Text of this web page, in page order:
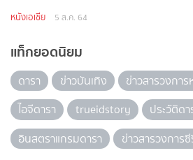
หนังเอเชีย 5 ส.ค. 64
แท็กยอดนิยม
ดารา ข่าวบันเทิง ข่าวสารวงกา
ไอจีดารา
trueidstory
ประวัติดา
อินสตราแกรมดารา
ข่าวสารวงการ